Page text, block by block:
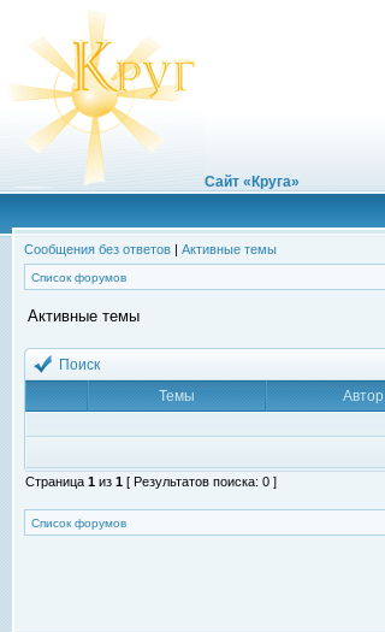
Сайт «Круга»
Сообщения без ответов | Активные темы
Список форумов
Активные темы
Поиск
Темы
Автор
Страница 1 из 1 [ Результатов поиска: 0 ]
Список форумов